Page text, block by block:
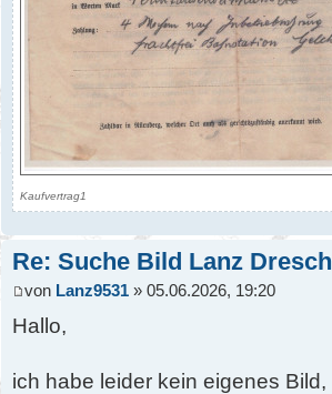
Kaufvertrag1
Re: Suche Bild Lanz
von Lanz9531 » 05.06.2026, 19:20
Hallo,
ich habe leider kein eigenes